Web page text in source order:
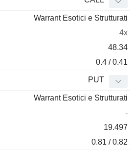
Warrant Esotici e Strutturati
4x
48.34
0.4 / 0.41
PUT
Warrant Esotici e Strutturati
-
19.497
0.81 / 0.82